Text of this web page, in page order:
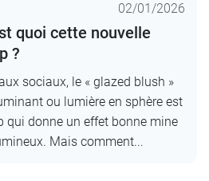
02/01/2026
quoi cette nouvelle
?
sociaux, le « glazed blush »
ou lumière en sphère est
qui donne un effet bonne mine
Mais comment...